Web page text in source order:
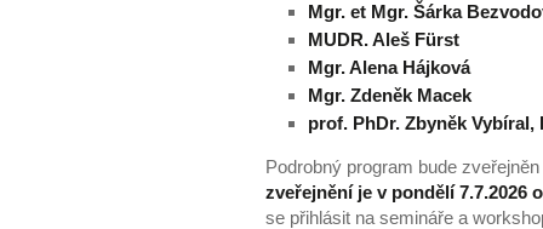
Mgr. et Mgr. Šárka
MUDR. Aleš Fürst
Mgr. Alena Hájková
Mgr. Zdeněk Macek
prof. PhDr. Zbyněk Vybíral,
Podrobný program bude
zveřejnění je v pondělí 7.7.2026
se přihlásit na semináře a